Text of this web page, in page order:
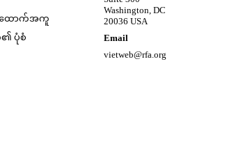
ထောက်အကူ
ပုံစံ
Washington, DC
20036 USA
Email
vietweb@rfa.org